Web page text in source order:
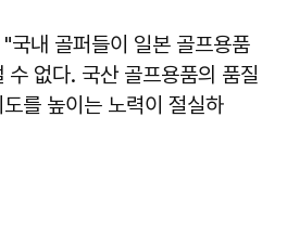
국내 골퍼들이 일본 골프용품
수 없다. 국산 골프용품의 품질
를 높이는 노력이 절실하